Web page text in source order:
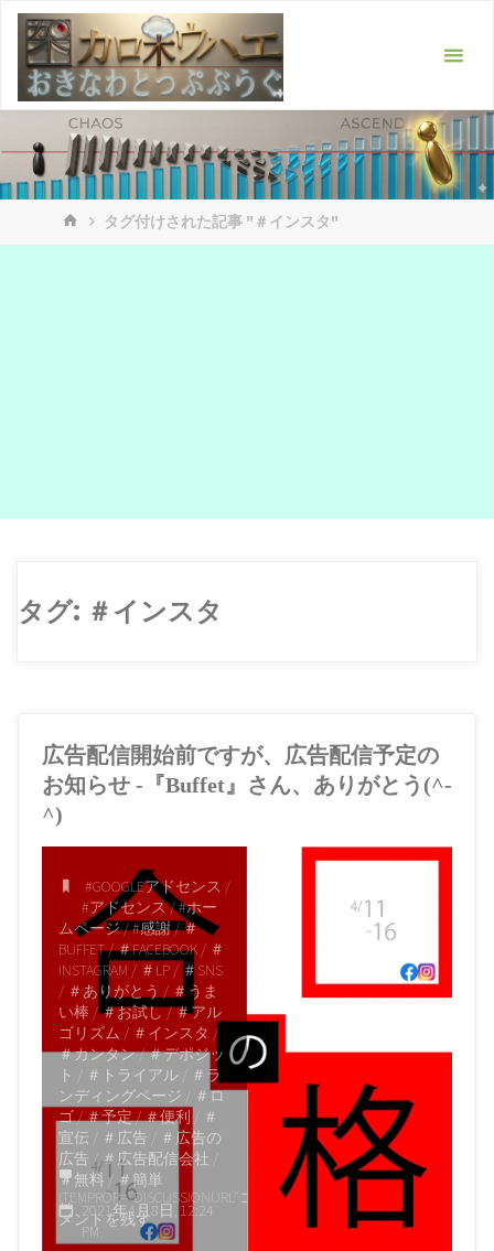
ス
ッ
ホ
ー
タグ付けされた記事 "＃インスタ"
タグ: ＃インスタ
広告配信開始前ですが、広告配信予定の
お知らせ -『Buffet』さん、ありがとう(^-
^)
#GOOGLEアドセンス /
#アドセンス/#ホー
ムページ/#感謝/＃
BUFFET/＃FACEBOOK / ＃
INSTAGRAM / ＃LP / ＃SNS
/ ＃ありがとう / ＃うま
い棒 /＃お試し/＃アル
ゴリズム / ＃インスタ /
＃カンタン/＃デポジッ
ト
＃トライアル
＃ラ
ンディングページ
＃ロ
ゴ/＃予定/＃便利
＃
宣伝
＃広告
＃広告の
広告 /＃広告配信会社
＃無料 /＃簡単
2021年4月8日, 12:24
PM
ITEMPROP="DISCUSSIONURL" コ
メントを残す